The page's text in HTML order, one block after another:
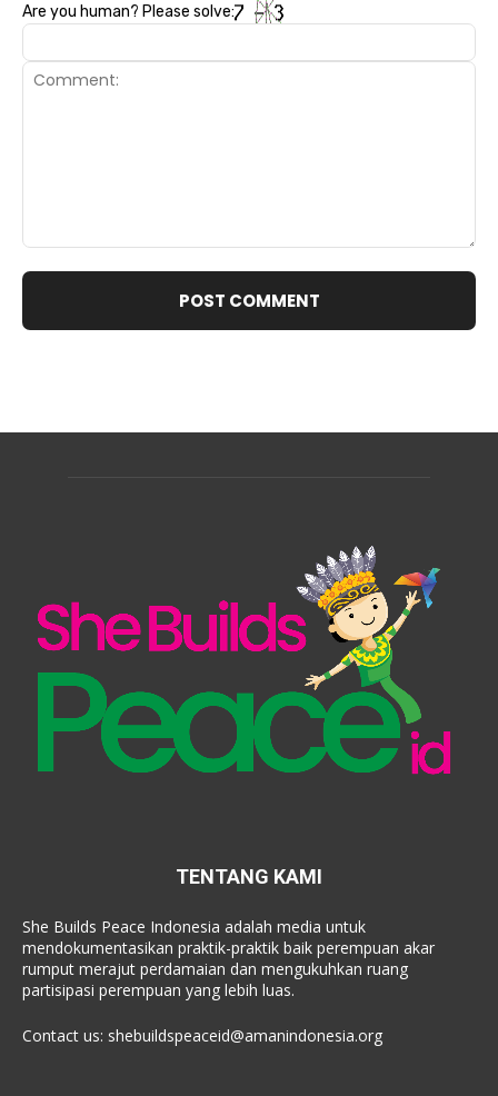
Are you human? Please solve:
TENTANG KAMI
She Builds Peace Indonesia adalah media untuk
mendokumentasikan praktik-praktik baik perempuan akar
rumput merajut perdamaian dan mengukuhkan ruang
partisipasi perempuan yang lebih luas.
Contact us: shebuildspeaceid@amanindonesia.org